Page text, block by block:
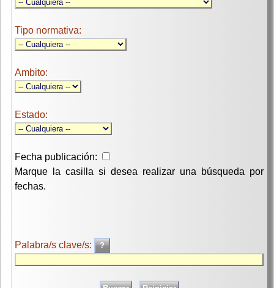
Tipo normativa:
Ambito:
Estado:
Fecha publicación:
Marque la casilla si desea realizar una búsqueda por
fechas.
Palabra/s clave/s: